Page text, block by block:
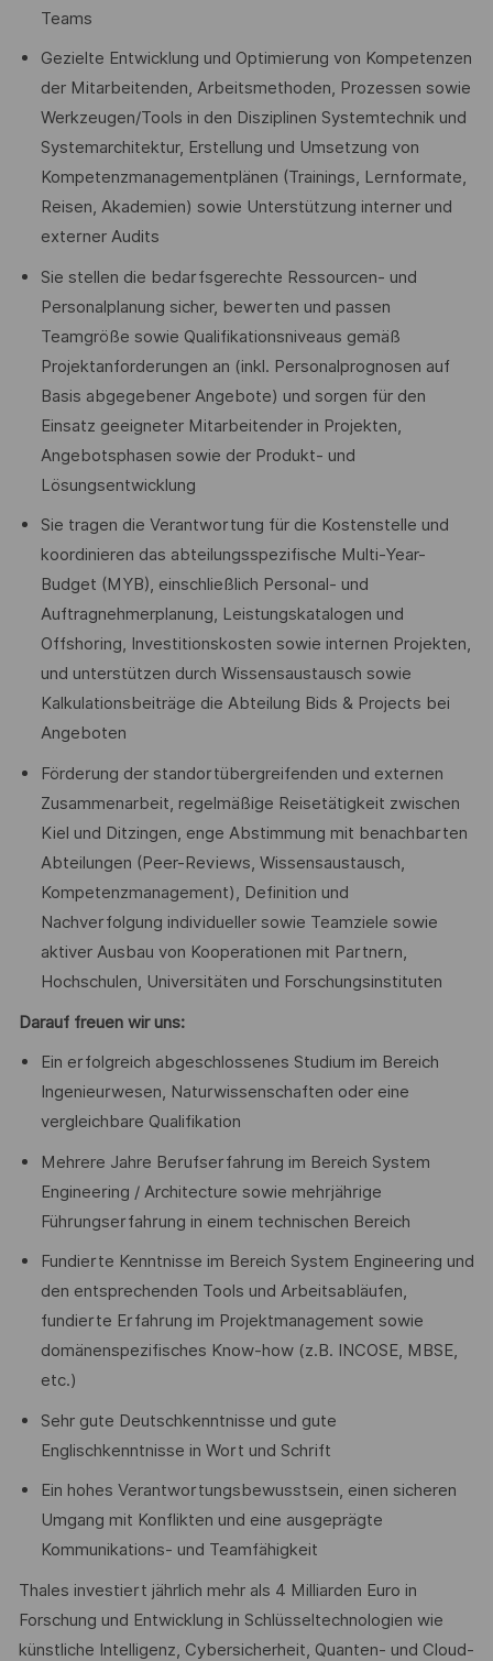
Teams
Gezielte Entwicklung und Optimierung von Kompetenzen
der Mitarbeitenden, Arbeitsmethoden, Prozessen sowie
Werkzeugen/Tools in den Disziplinen Systemtechnik und
Systemarchitektur, Erstellung und Umsetzung von
Kompetenzmanagementplänen (Trainings, Lernformate,
Reisen, Akademien) sowie Unterstützung interner und
externer Audits
Sie stellen die bedarfsgerechte Ressourcen- und
Personalplanung sicher, bewerten und passen
Teamgröße sowie Qualifikationsniveaus gemäß
Projektanforderungen an (inkl. Personalprognosen auf
Basis abgegebener Angebote) und sorgen für den
Einsatz geeigneter Mitarbeitender in Projekten,
Angebotsphasen sowie der Produkt- und
Lösungsentwicklung
Sie tragen die Verantwortung für die Kostenstelle und
koordinieren das abteilungsspezifische Multi-Year-
Budget (MYB), einschließlich Personal- und
Auftragnehmerplanung, Leistungskatalogen und
Offshoring, Investitionskosten sowie internen Projekten,
und unterstützen durch Wissensaustausch sowie
Kalkulationsbeiträge die Abteilung Bids & Projects bei
Angeboten
Förderung der standortübergreifenden und externen
Zusammenarbeit, regelmäßige Reisetätigkeit zwischen
Kiel und Ditzingen, enge Abstimmung mit benachbarten
Abteilungen (Peer-Reviews, Wissensaustausch,
Kompetenzmanagement), Definition und
Nachverfolgung individueller sowie Teamziele sowie
aktiver Ausbau von Kooperationen mit Partnern,
Hochschulen, Universitäten und Forschungsinstituten
Darauf freuen wir uns:
Ein erfolgreich abgeschlossenes Studium im Bereich
Ingenieurwesen, Naturwissenschaften oder eine
vergleichbare Qualifikation
Mehrere Jahre Berufserfahrung im Bereich System
Engineering / Architecture sowie mehrjährige
Führungserfahrung in einem technischen Bereich
Fundierte Kenntnisse im Bereich System Engineering und
den entsprechenden Tools und Arbeitsabläufen,
fundierte Erfahrung im Projektmanagement sowie
domänenspezifisches Know-how (z.B. INCOSE, MBSE,
etc.)
Sehr gute Deutschkenntnisse und gute
Englischkenntnisse in Wort und Schrift
Ein hohes Verantwortungsbewusstsein, einen sicheren
Umgang mit Konflikten und eine ausgeprägte
Kommunikations- und Teamfähigkeit
Thales investiert jährlich mehr als 4 Milliarden Euro in
Forschung und Entwicklung in Schlüsseltechnologien wie
künstliche Intelligenz, Cybersicherheit, Quanten- und Cloud-